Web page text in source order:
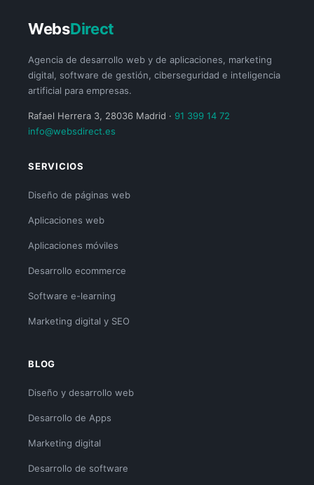
WebsDirect
Agencia de desarrollo web y de aplicaciones, marketing
digital, software de gestión, ciberseguridad e inteligencia
artificial para empresas.
Rafael Herrera 3, 28036 Madrid · 91 399 14 72
info@websdirect.es
SERVICIOS
Diseño de páginas web
Aplicaciones web
Aplicaciones móviles
Desarrollo ecommerce
Software e-learning
Marketing digital y SEO
BLOG
Diseño y desarrollo web
Desarrollo de Apps
Marketing digital
Desarrollo de software